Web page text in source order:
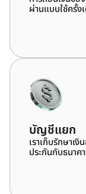
ผ่านแบบใช้ครั้ง
บัญชีแยก
เราเก็บรักษา
ประกันกับธนาค